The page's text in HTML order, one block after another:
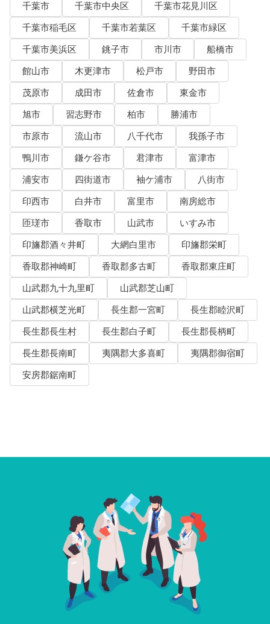
千葉市 千葉市中央区
千葉市花見川区
千葉市稲毛区
千葉市若葉区
千葉市緑区
千葉市美浜区
銚子市 市川市
船橋市
館山市
木更津市 松戸市
野田市
茂原市
成田市 佐倉市
東金市
旭市
習志野市 柏市
勝浦市
市原市
流山市 八千代市
我孫子市
鴨川市
鎌ケ谷市 君津市
富津市
浦安市
四街道市 袖ケ浦市
八街市
印西市
白井市 富里市
南房総市
匝瑳市
香取市 山武市
いすみ市
印旛郡酒々井町
大網白里市
印旛郡栄町
香取郡神崎町
香取郡多古町
香取郡東庄町
山武郡九十九里町
山武郡芝山町
山武郡横芝光町
長生郡一宮町
長生郡睦沢町
長生郡長生村
長生郡白子町
長生郡長柄町
長生郡長南町
夷隅郡大多喜町
夷隅郡御宿町
安房郡鋸南町